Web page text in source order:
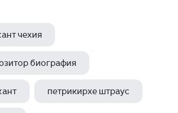
чехия
биография
петрикирхе штраус